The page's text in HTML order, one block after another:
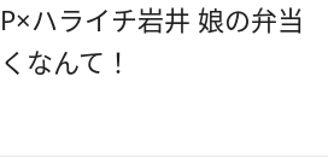
ハライチ岩井 娘の弁当
なんて！